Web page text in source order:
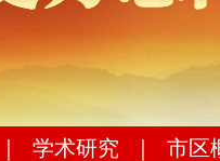
学术研究 市区